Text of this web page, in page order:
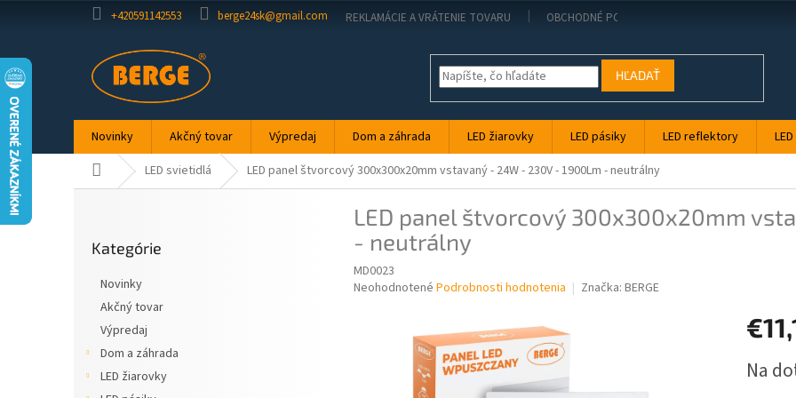
+420591142553 berge24sk@gmail.com REKLAMÁCIE A VRÁTENIE TOVARU OBCHODNÉ PODMIENKY
HĽADAŤ
Novinky Akčný tovar Výpredaj Dom a záhrada LED žiarovky LED pásiky LED reflektory
DomovLED svietidlá LED panel štvorcový 300x300x20mm vstavaný - 24W - 230V - 1900Lm - neutrálny
kategórie
Kategórie
Novinky
Akčný tovar
Výpredaj
Dom a záhrada
LED žiarovky
LED panel štvorcový 300x300x20mm
- neutrálny
MD0023
Priemerné
Neohodnotené Podrobnosti hodnotenia Značka: BERGE
cena:
Na